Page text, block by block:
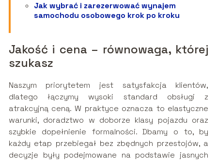
Jak wybrać i zarezerwować wynajem
samochodu osobowego krok po kroku
Jakość i cena – równowaga, której
szukasz
Naszym priorytetem jest satysfakcja klientów,
dlatego łączymy wysoki standard obsługi z
atrakcyjną ceną. W praktyce oznacza to elastyczne
warunki, doradztwo w doborze klasy pojazdu oraz
szybkie dopełnienie formalności. Dbamy o to, by
każdy etap przebiegał bez zbędnych przestojów, a
decyzje były podejmowane na podstawie jasnych